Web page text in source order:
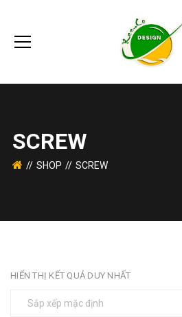
SCREW
SHOP SCREW
HIỂN THỊ KẾT QUẢ DUY NHẤT